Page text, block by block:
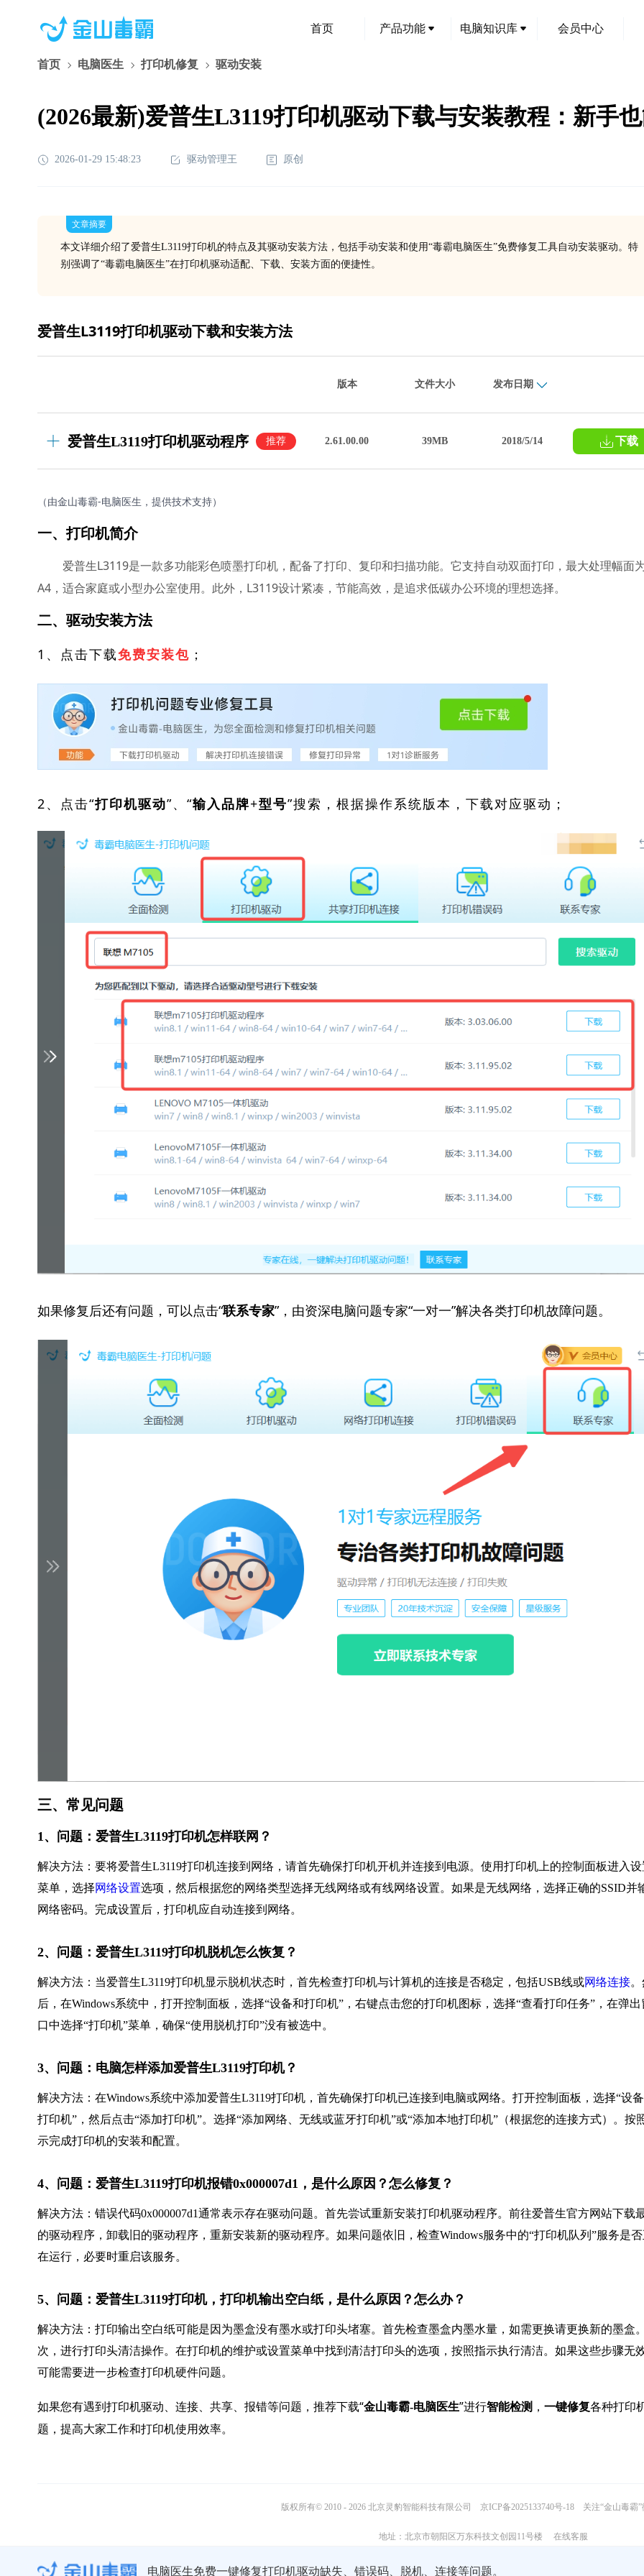
首页 产品功能 电脑知识库 会员中心
首页 电脑医生 打印机修复 驱动安装
(2026最新)爱普生L3119打印机驱动下载与安装教程：新手
2026-01-29 15:48:23 驱动管理王 原创
文章摘要
本文详细介绍了爱普生L3119打印机的特点及其驱动安装方法，包括手动安装和使用“毒霸电脑医生”免费修复工具自动安装驱动。特
别强调了“毒霸电脑医生”在打印机驱动适配、下载、安装方面的便捷性。
爱普生L3119打印机驱动下载和安装方法
版本 文件大小 发布日期
爱普生L3119打印机驱动程序 推荐 2.61.00.00 39MB 2018/5/14 下载
（由金山毒霸-电脑医生，提供技术支持）
一、打印机简介
爱普生L3119是一款多功能彩色喷墨打印机，配备了打印、复印和扫描功能。它支持自动双面打印，最大处理幅面
A4，适合家庭或小型办公室使用。此外，L3119设计紧凑，节能高效，是追求低碳办公环境的理想选择。
二、驱动安装方法
1、点击下载免费安装包 ；
2、点击“打印机驱动”、“输入品牌+型号”搜索，根据操作系统版本，下载对应驱动；
如果修复后还有问题，可以点击“联系专家”，由资深电脑问题专家“一对一”解决各类打印机故障问题。
三、常见问题
1、问题：爱普生L3119打印机怎样联网？
解决方法：要将爱普生L3119打印机连接到网络，请首先确保打印机开机并连接到电源。使用打印机上的控制面板进入设
菜单，选择网络设置选项，然后根据您的网络类型选择无线网络或有线网络设置。如果是无线网络，选择正确的SSID并
网络密码。完成设置后，打印机应自动连接到网络。
2、问题：爱普生L3119打印机脱机怎么恢复？
解决方法：当爱普生L3119打印机显示脱机状态时，首先检查打印机与计算机的连接是否稳定，包括USB线或网络连接
后，在Windows系统中，打开控制面板，选择“设备和打印机”，右键点击您的打印机图标，选择“查看打印任务”，在弹出
口中选择“打印机”菜单，确保“使用脱机打印”没有被选中。
3、问题：电脑怎样添加爱普生L3119打印机？
解决方法：在Windows系统中添加爱普生L3119打印机，首先确保打印机已连接到电脑或网络。打开控制面板，选择“设
打印机”，然后点击“添加打印机”。选择“添加网络、无线或蓝牙打印机”或“添加本地打印机”（根据您的连接方式）。按
示完成打印机的安装和配置。
4、问题：爱普生L3119打印机报错0x000007d1，是什么原因？怎么修复？
解决方法：错误代码0x000007d1通常表示存在驱动问题。首先尝试重新安装打印机驱动程序。前往爱普生官方网站下载
的驱动程序，卸载旧的驱动程序，重新安装新的驱动程序。如果问题依旧，检查Windows服务中的“打印机队列”服务是
在运行，必要时重启该服务。
5、问题：爱普生L3119打印机，打印机输出空白纸，是什么原因？怎么办？
解决方法：打印输出空白纸可能是因为墨盒没有墨水或打印头堵塞。首先检查墨盒内墨水量，如需更换请更换新的墨盒
次，进行打印头清洁操作。在打印机的维护或设置菜单中找到清洁打印头的选项，按照指示执行清洁。如果这些步骤无
可能需要进一步检查打印机硬件问题。
如果您有遇到打印机驱动、连接、共享、报错等问题，推荐下载“金山毒霸-电脑医生”进行智能检测 ， 一键修复各种打印
题，提高大家工作和打印机使用效率。
电脑医生免费一键修复打印机驱动缺失、错误码、脱机、连接等问题。
版权所有© 2010 - 2026 北京灵豹智能科技有限公司 京ICP备2025133740号-18 关注“金山毒霸
地址：北京市朝阳区万东科技文创园11号楼 在线客服